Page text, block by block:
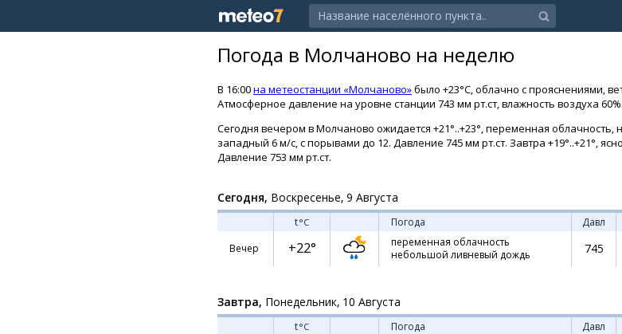
Погода в Молчаново на неделю
В 16:00на метеостанции «Молчаново»было +23°C, облачно с прояснениями,
Атмосферное давление на уровне станции 743 мм рт.ст, влажность воздуха 60%.
Сегодня вечером в Молчаново ожидается +21°..+23°, переменная
западный 6 м/с, с порывами до 12. Давление 745 мм рт.ст. Завтра +19°..+21°,
Давление 753 мм рт.ст.
Сегодня, Воскресенье, 9 Августа
t°C Погода Давл
Вечер
+22°
переменная облачность
небольшой ливневый дождь
745
Завтра, Понедельник, 10 Августа
t°C Погода Давл